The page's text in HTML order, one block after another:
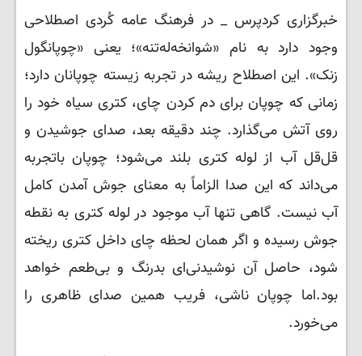
خبرگزاری کردپرس _ در فرهنگ عامه کُردی اصطلاحی
وجود دارد به نام «شوانخه‌له‌تنه»؛ یعنی «چوپانگول
زنک». این اصطلاح ریشه در تجربه زیسته چوپانان دارد؛
زمانی که چوپان برای دم کردن چای، کتری سیاه خود را
روی آتش می‌گذارد. چند دقیقه بعد، صدای جوشیدن و
قل‌قل آب از لوله کتری بلند می‌شود؛ چوپان باتجربه
می‌داند که این صدا الزاماً به معنای جوش آمدن کامل
آب نیست. گاهی تنها آب موجود در لوله کتری به نقطه
جوش رسیده و اگر همان لحظه چای داخل کتری ریخته
شود، حاصل آن نوشیدنی‌ای بدرنگ و بی‌طعم خواهد
بود.اما چوپان ناشی، فریب همین صدای ظاهری را
می‌خورد.